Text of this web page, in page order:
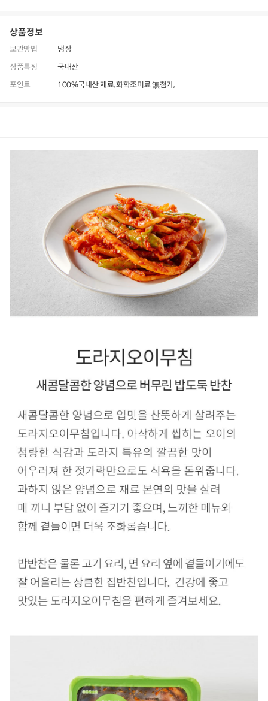
상품정보
보관방법
냉장
상품특징
국내산
포인트
100%국내산 재료, 화학조미료 無첨가,